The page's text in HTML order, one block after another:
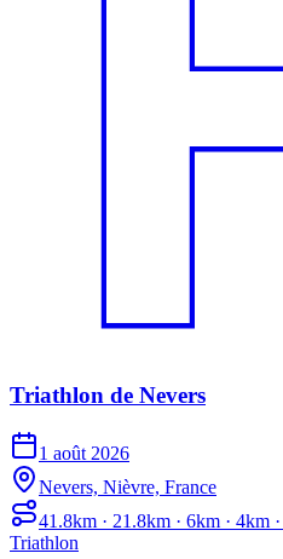
Triathlon de Nevers
1 août 2026
Nevers, Nièvre, France
41.8km · 21.8km · 6km · 4km
Triathlon